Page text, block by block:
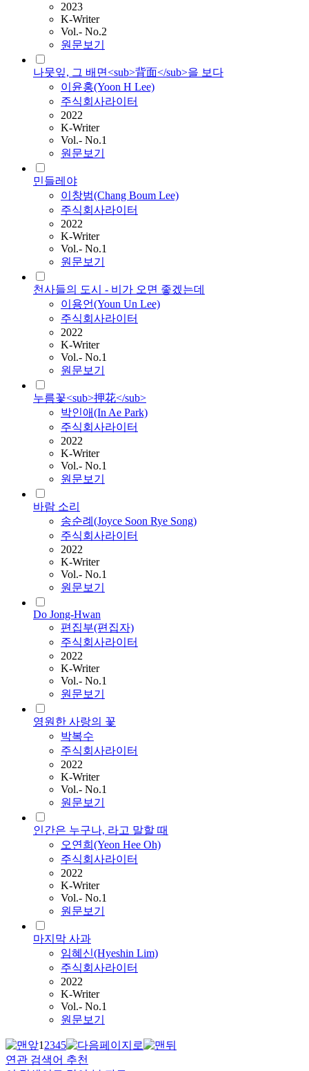
2023
K-Writer
Vol.- No.2
원문보기
나뭇잎, 그 배면<sub>背面</sub>을 보다
이윤홍(Yoon H Lee)
주식회사라이터
2022
K-Writer
Vol.- No.1
원문보기
민들레야
이창범(Chang Boum Lee)
주식회사라이터
2022
K-Writer
Vol.- No.1
원문보기
천사들의 도시 - 비가 오면 좋겠는데
이용언(Youn Un Lee)
주식회사라이터
2022
K-Writer
Vol.- No.1
원문보기
누름꽃<sub>押花</sub>
박인애(In Ae Park)
주식회사라이터
2022
K-Writer
Vol.- No.1
원문보기
바람 소리
송순례(Joyce Soon Rye Song)
주식회사라이터
2022
K-Writer
Vol.- No.1
원문보기
Do Jong-Hwan
편집부(편집자)
주식회사라이터
2022
K-Writer
Vol.- No.1
원문보기
영원한 사랑의 꽃
박복수
주식회사라이터
2022
K-Writer
Vol.- No.1
원문보기
인간은 누구나, 라고 말할 때
오연희(Yeon Hee Oh)
주식회사라이터
2022
K-Writer
Vol.- No.1
원문보기
마지막 사과
임혜신(Hyeshin Lim)
주식회사라이터
2022
K-Writer
Vol.- No.1
원문보기
12345
연관 검색어 추천